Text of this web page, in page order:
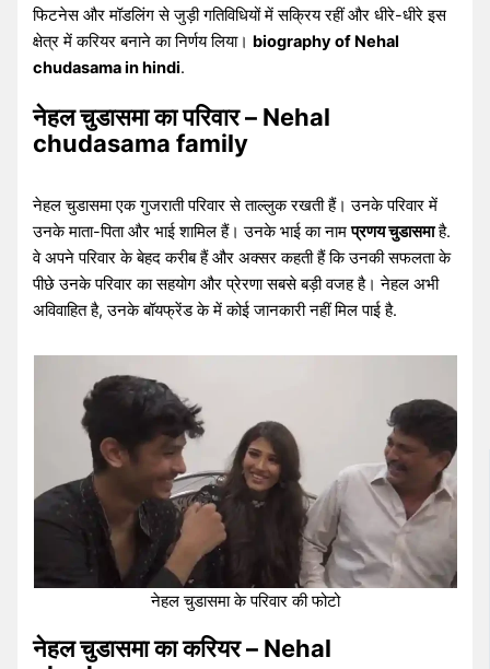
फिटनेस और मॉडलिंग से जुड़ी गतिविधियों में सक्रिय रहीं और धीरे-धीरे इस
क्षेत्र में करियर बनाने का निर्णय लिया। biography of Nehal
chudasama in hindi.
नेहल चुडासमा का परिवार – Nehal
chudasama family
नेहल चुडासमा एक गुजराती परिवार से ताल्लुक रखती हैं। उनके परिवार में
उनके माता-पिता और भाई शामिल हैं। उनके भाई का नामप्रणय चुडासमाहै.
वे अपने परिवार के बेहद करीब हैं और अक्सर कहती हैं कि उनकी सफलता के
पीछे उनके परिवार का सहयोग और प्रेरणा सबसे बड़ी वजह है। नेहल अभी
अविवाहित है, उनके बॉयफ्रेंड के में कोई जानकारी नहीं मिल पाई है.
नेहल चुडासमा के परिवार की फोटो
नेहल चुडासमा का करियर – Nehal